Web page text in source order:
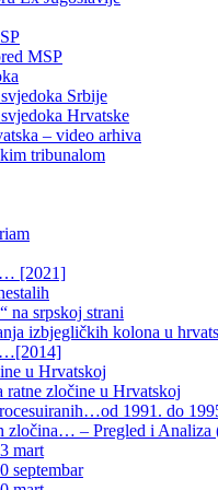
MSP
Srbije
Hrvatske
– video arhiva
tribunalom
[2021]
na srpskoj strani
izbjegličkih kolona u
u Hrvatskoj
ratne zločine u Hrvatskoj
1991. do
zločina… – Pregled i Analiza
mart
septembar